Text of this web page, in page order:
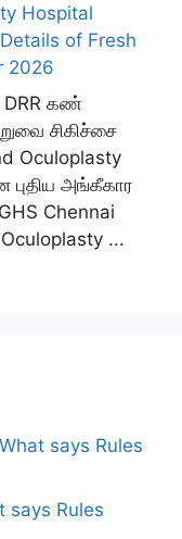
Hospital
of Fresh
2026
DRR கண்
சிகிச்சை
Oculoplasty
அங்கீகார
Chennai
...
says Rules
says Rules